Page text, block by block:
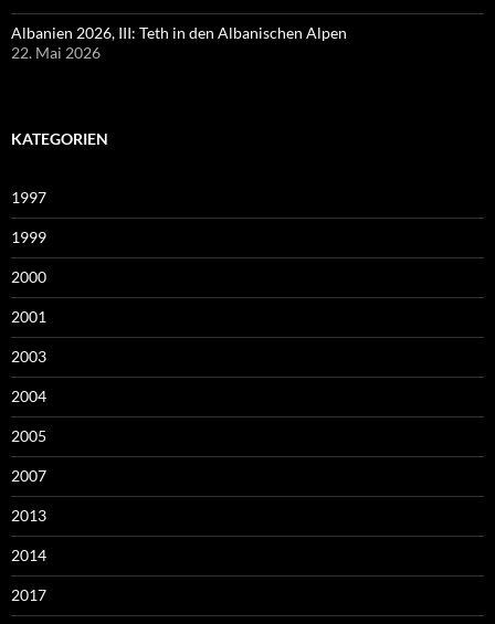
Albanien 2026, III: Teth in den Albanischen Alpen
22. Mai 2026
KATEGORIEN
1997
1999
2000
2001
2003
2004
2005
2007
2013
2014
2017